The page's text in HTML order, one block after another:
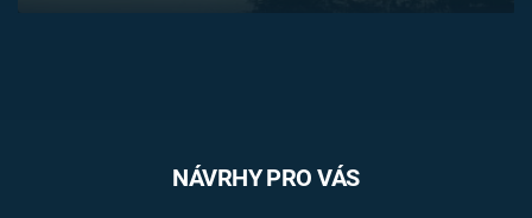
NÁVRHY PRO VÁS